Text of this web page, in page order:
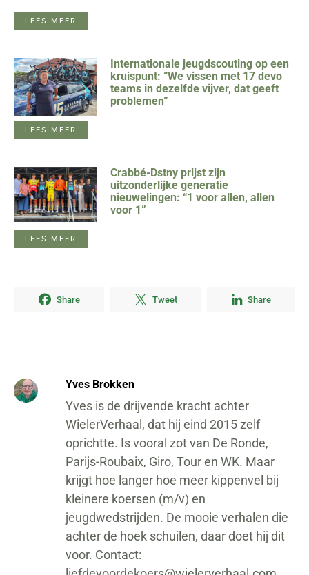
LEES MEER
Internationale jeugdscouting op een
kruispunt: “We vissen met 17 devo
teams in dezelfde vijver, dat geeft
problemen”
LEES MEER
Crabbé-Dstny prijst zijn
uitzonderlijke generatie
nieuwelingen: “1 voor allen, allen
voor 1”
LEES MEER
Share Tweet Share
Yves Brokken
Yves is de drijvende kracht achter
WielerVerhaal, dat hij eind 2015 zelf
oprichtte. Is vooral zot van De Ronde,
Parijs-Roubaix, Giro, Tour en WK. Maar
krijgt hoe langer hoe meer kippenvel bij
kleinere koersen (m/v) en
jeugdwedstrijden. De mooie verhalen die
achter de hoek schuilen, daar doet hij dit
voor. Contact: